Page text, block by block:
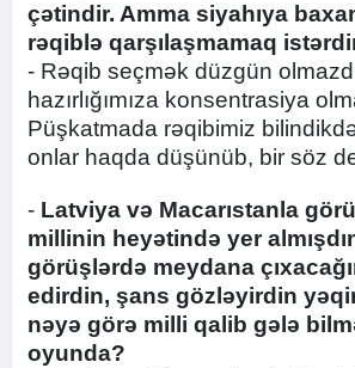
çətindir. Amma siyahıya
rəqiblə qarşılaşmamaq
- Rəqib seçmək düzgün
hazırlığımıza konsentrasiya
Püşkatmada rəqibimiz
onlar haqda düşünüb, bir söz
- Latviya və Macarıstanla
millinin heyətində yer
görüşlərdə meydana
edirdin, şans gözləyirdin
nəyə görə milli qalib gələ
oyunda?